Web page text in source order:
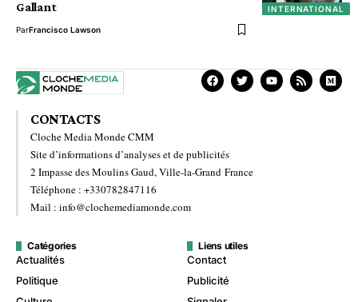
INTERNATIONAL
Gallant
ParFrancisco Lawson
CONTACTS
Cloche Media Monde CMM
Site d’informations d’analyses et de publicités
2 Impasse des Moulins Gaud, Ville-la-Grand France
Téléphone : +330782847116
Mail : info@clochemediamonde.com
Catégories
Actualités
Politique
Liens utiles
Contact
Publicité